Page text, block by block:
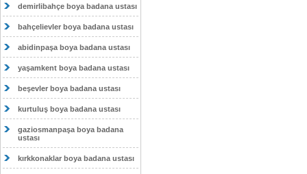
demirlibahçe boya badana ustası
bahçelievler boya badana ustası
abidinpaşa boya badana ustası
yaşamkent boya badana ustası
beşevler boya badana ustası
kurtuluş boya badana ustası
gaziosmanpaşa boya badana
ustası
kırkkonaklar boya badana ustası